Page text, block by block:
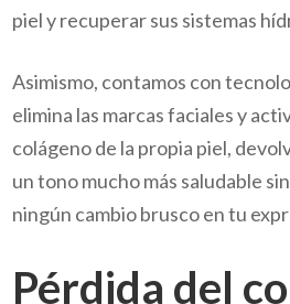
piel y recuperar sus sistemas
Asimismo, contamos con
elimina las marcas faciales y
colágeno de la propia piel,
un tono mucho más saludable
ningún cambio brusco en tu
Pérdida del